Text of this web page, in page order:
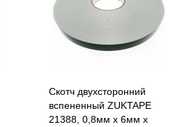
Скотч двухсторонний
вспененный ZUKTAPE
21388, 0,8мм х 6мм х